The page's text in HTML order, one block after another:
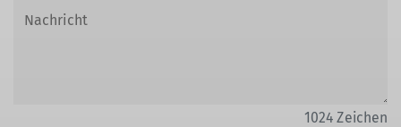
1024 Zeichen